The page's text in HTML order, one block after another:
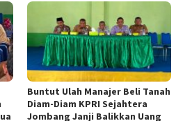
Buntut Ulah Manajer Beli Tanah
Diam-Diam KPRI Sejahtera
Jombang Janji Balikkan Uang